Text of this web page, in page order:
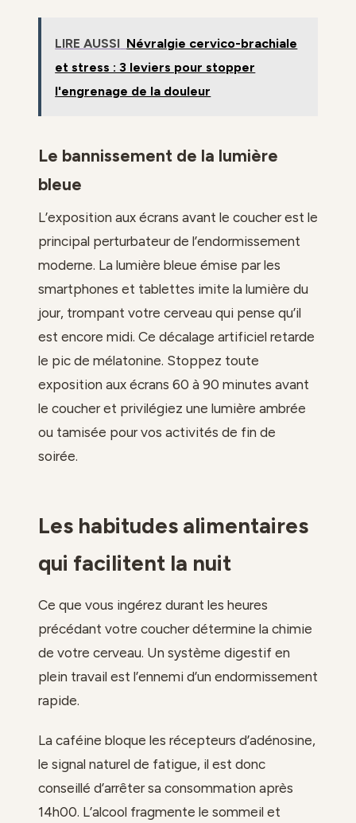
LIRE AUSSI Névralgie cervico-brachiale
et stress : 3 leviers pour stopper
l'engrenage de la douleur
Le bannissement de la lumière
bleue
L’exposition aux écrans avant le coucher est le
principal perturbateur de l’endormissement
moderne. La lumière bleue émise par les
smartphones et tablettes imite la lumière du
jour, trompant votre cerveau qui pense qu’il
est encore midi. Ce décalage artificiel retarde
le pic de mélatonine. Stoppez toute
exposition aux écrans 60 à 90 minutes avant
le coucher et privilégiez une lumière ambrée
ou tamisée pour vos activités de fin de
soirée.
Les habitudes alimentaires
qui facilitent la nuit
Ce que vous ingérez durant les heures
précédant votre coucher détermine la chimie
de votre cerveau. Un système digestif en
plein travail est l’ennemi d’un endormissement
rapide.
La caféine bloque les récepteurs d’adénosine,
le signal naturel de fatigue, il est donc
conseillé d’arrêter sa consommation après
14h00. L’alcool fragmente le sommeil et